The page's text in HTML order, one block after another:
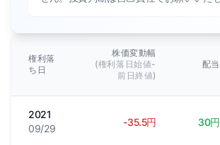
権利落
ち日
株価変動幅
(権利落日始値-
前日終値)
配当
2021
09/29
-35.5円 30円